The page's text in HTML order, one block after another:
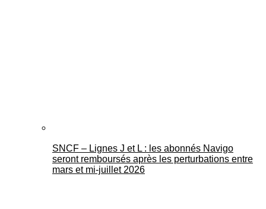
SNCF – Lignes J et L : les abonnés Navigo
seront remboursés après les perturbations entre
mars et mi-juillet 2026